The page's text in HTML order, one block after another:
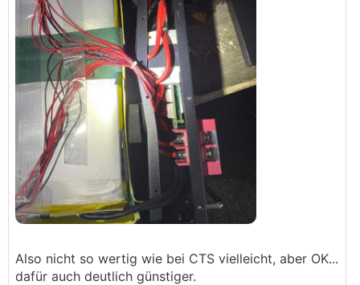
Also nicht so wertig wie bei CTS vielleicht, aber OK...
dafür auch deutlich günstiger.